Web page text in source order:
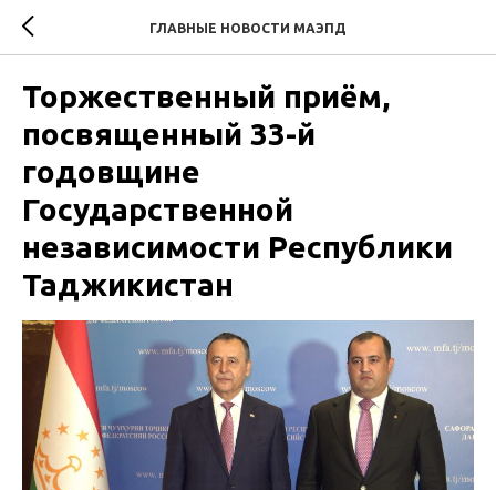
ГЛАВНЫЕ НОВОСТИ МАЭПД
Торжественный приём,
посвященный 33-й
годовщине
Государственной
независимости Республики
Таджикистан